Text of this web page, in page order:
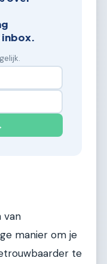
inbox.
van
manier om je
te